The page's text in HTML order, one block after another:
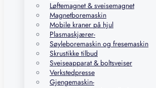
Løftemagnet & sveisemagnet
Magnetboremaskin
Mobile kraner på hjul
Plasmaskjærer-
Søyleboremaskin og fresemaskin
Skrustikke tilbud
Sveiseapparat & boltsveiser
Verkstedpresse
Gjengemaskin-